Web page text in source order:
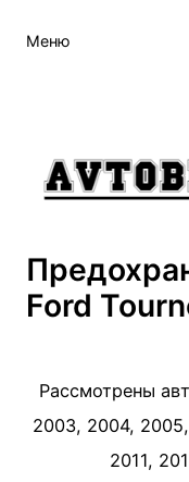
Меню
Ford
Рассмотрены
2003, 2004,
2011,